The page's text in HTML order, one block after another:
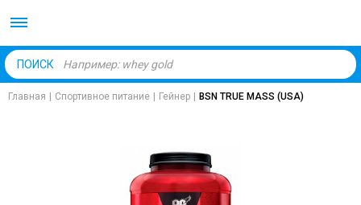
ПОИСК
Главная Спортивное питание Гейнер BSN TRUE MASS (USA)